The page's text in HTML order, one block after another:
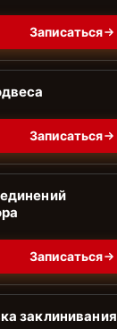
Записаться
Записаться
Записаться
заклинивания